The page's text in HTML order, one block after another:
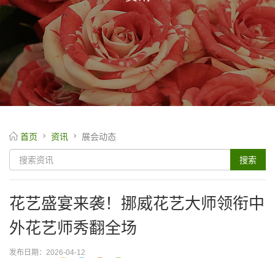
首页 资讯 展会动态
花艺盛宴来袭！挪威花艺大师领衔中
外花艺师秀翻全场
发布日期：2026-04-12